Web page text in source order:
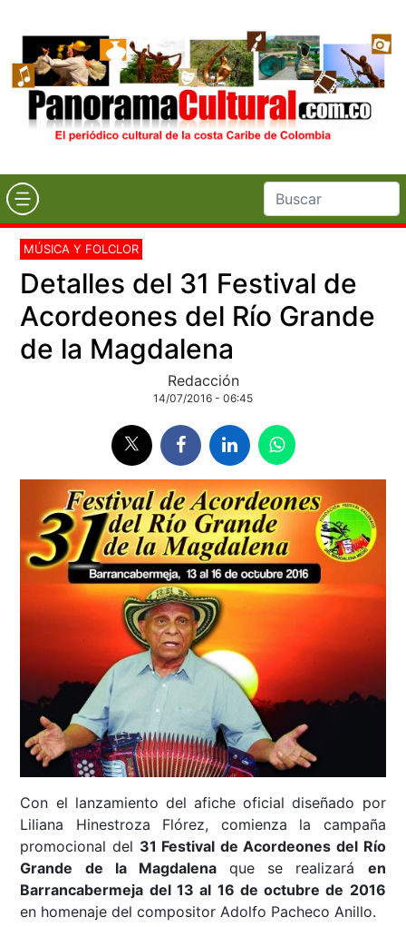
MÚSICA Y FOLCLOR
Detalles del 31 Festival de
Acordeones del Río Grande
de la Magdalena
Redacción
14/07/2016 - 06:45
Con el lanzamiento del afiche oficial diseñado por
Liliana Hinestroza Flórez, comienza la campaña
promocional del 31 Festival de Acordeones del Río
Grande de la Magdalenaque se realizará en
Barrancabermeja del 13 al 16 de octubre de 2016
en homenaje del compositor Adolfo Pacheco Anillo.